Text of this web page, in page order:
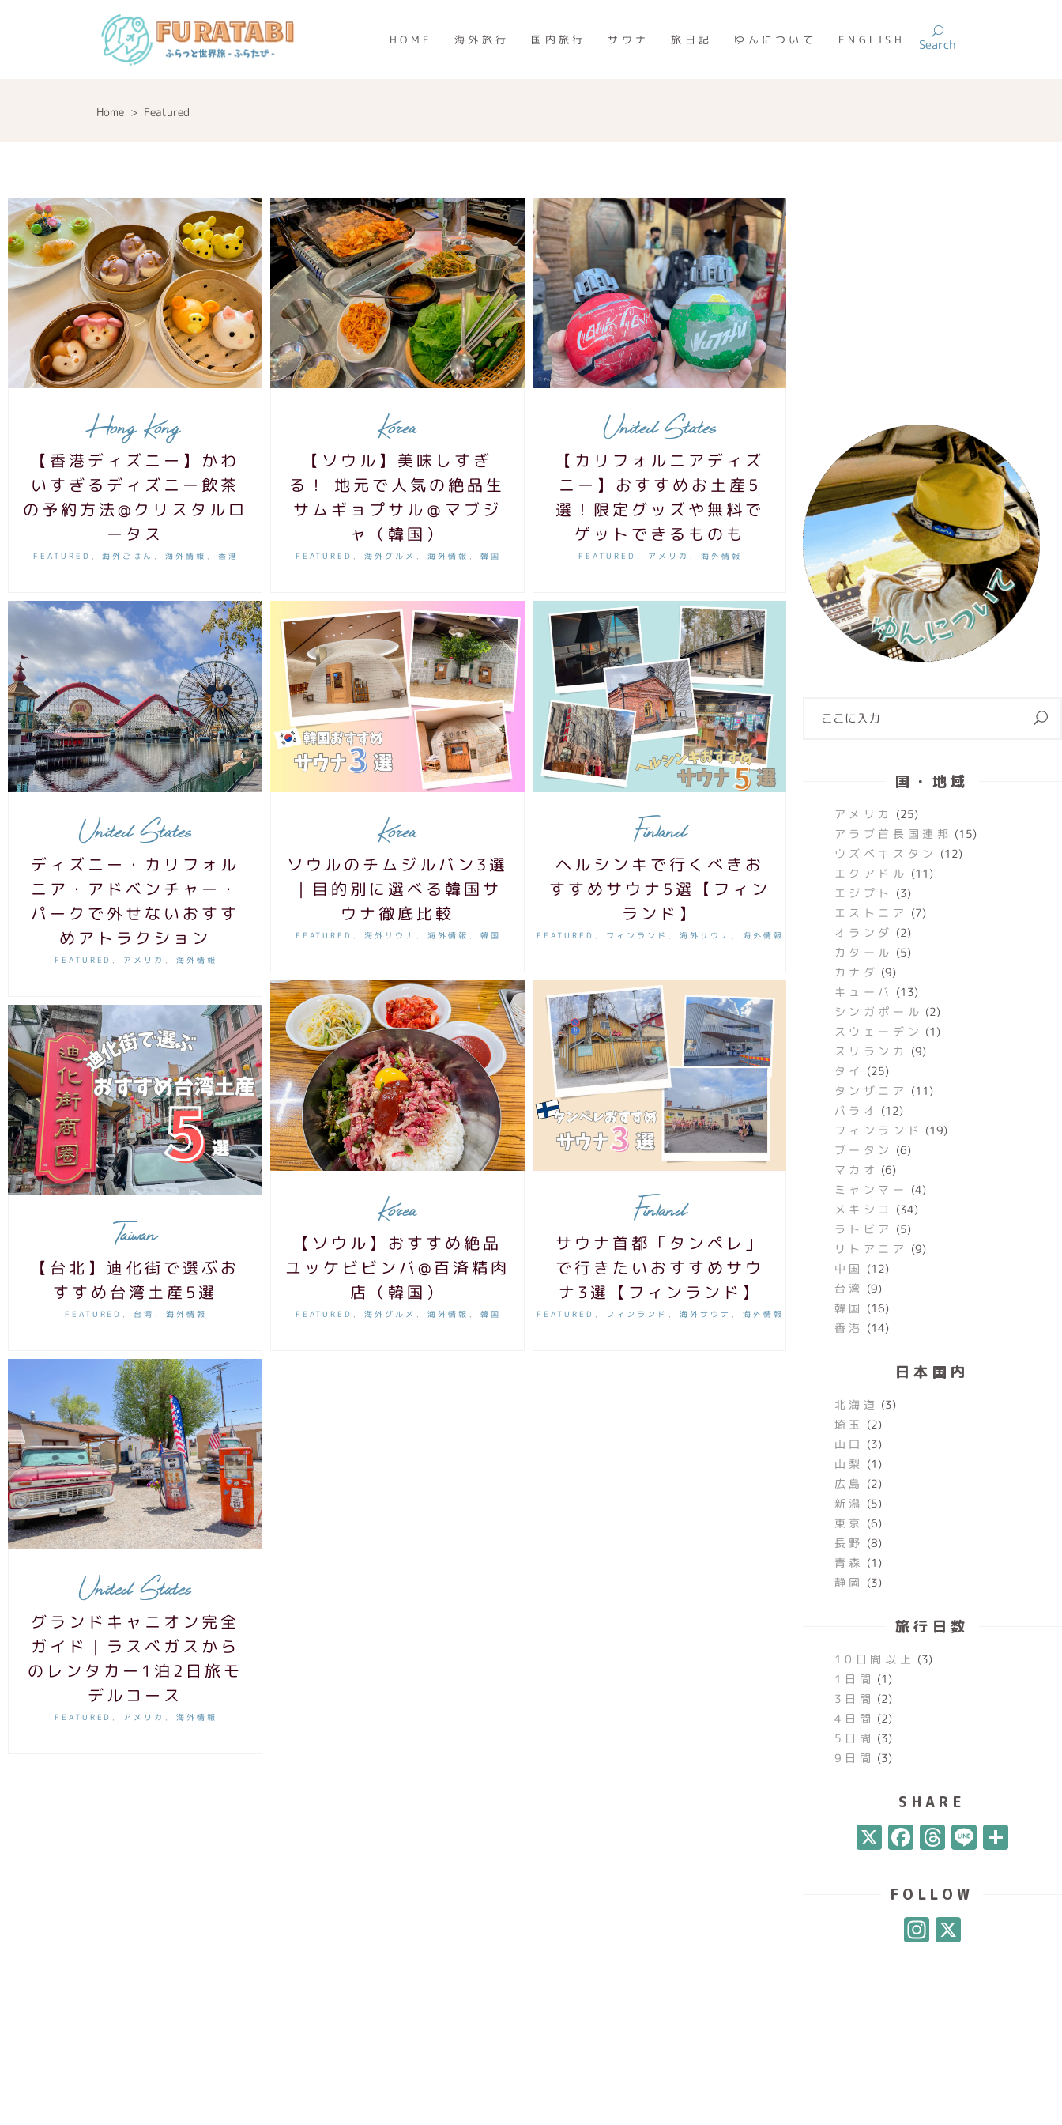
HOME 海外旅行 国内旅行 サウナ 旅日記 ゆんについて ENGLISH Search
Home > Featured
Hong Kong
【香港ディズニー】かわ
いすぎるディズニー飲茶
の予約方法@クリスタルロ
ータス
FEATURED , 海外ごはん , 海外情報 , 香港
Korea
【ソウル】美味しすぎ
る！ 地元で人気の絶品生
サムギョプサル＠マブジ
ャ（韓国）
FEATURED , 海外グルメ , 海外情報 , 韓国
United States
【カリフォルニアディズ
ニー】おすすめお土産5
選！限定グッズや無料で
ゲットできるものも
FEATURED , アメリカ , 海外情報
United States
ディズニー・カリフォル
ニア・アドベンチャー・
パークで外せないおすす
めアトラクション
FEATURED アメリカ 海外情報
Korea
ソウルのチムジルバン3選
｜目的別に選べる韓国サ
ウナ徹底比較
FEATURED 海外サウナ 海外情報 韓国
Finland
ヘルシンキで行くべきお
すすめサウナ5選【フィン
ランド】
FEATURED フィンランド 海外サウナ 海外情報
Korea
【ソウル】おすすめ絶品
ユッケビビンバ@百済精肉
店（韓国）
FEATURED , 海外グルメ , 海外情報 , 韓国
Finland
サウナ首都「タンペレ」
で行きたいおすすめサウ
ナ3選【フィンランド】
FEATURED , フィンランド , 海外サウナ , 海外情報
Taiwan
【台北】迪化街で選ぶお
すすめ台湾土産5選
FEATURED , 台湾 , 海外情報
United States
グランドキャニオン完全
ガイド｜ラスベガスから
のレンタカー1泊2日旅モ
デルコース
FEATURED , アメリカ , 海外情報
国・地域
アメリカ
(25)
アラブ首長国連邦 (15)
ウズベキスタン (12)
エクアドル (11)
エジプト
(3)
エストニア (7)
オランダ (2)
カタール (5)
カナダ (9)
キューバ (13)
シンガポール (2)
スウェーデン (1)
スリランカ
(9)
タイ (25)
タンザニア (11)
パラオ (12)
フィンランド (19)
ブータン (6)
マカオ (6)
ミャンマー (4)
メキシコ
(34)
ラトビア (5)
リトアニア (9)
中国 (12)
台湾 (9)
韓国 (16)
香港 (14)
日本国内
北海道 (3)
埼玉 (2)
山口 (3)
山梨 (1)
広島 (2)
新潟 (5)
東京 (6)
長野 (8)
青森 (1)
静岡 (3)
旅行日数
10日間以上 (3)
1日間 (1)
3日間 (2)
4日間 (2)
5日間 (3)
9日間 (3)
SHARE
X Facebook
Threads
Line共
FOLLOW
Instagram